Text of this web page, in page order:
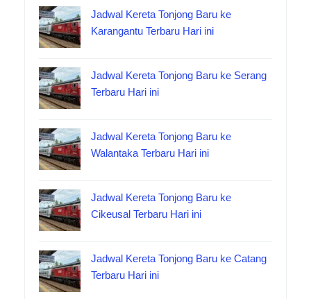
Jadwal Kereta Tonjong Baru ke
Karangantu Terbaru Hari ini
Jadwal Kereta Tonjong Baru ke Serang
Terbaru Hari ini
Jadwal Kereta Tonjong Baru ke
Walantaka Terbaru Hari ini
Jadwal Kereta Tonjong Baru ke
Cikeusal Terbaru Hari ini
Jadwal Kereta Tonjong Baru ke Catang
Terbaru Hari ini